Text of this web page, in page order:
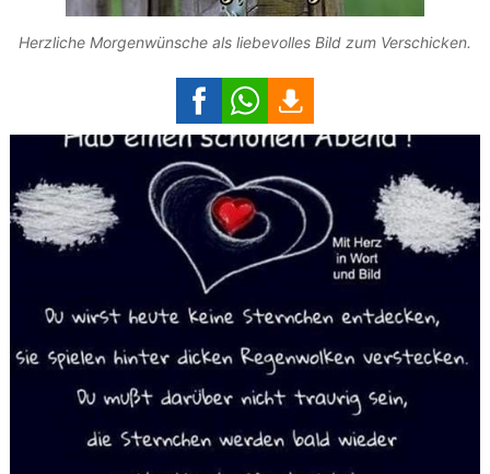
Herzliche Morgenwünsche als liebevolles Bild zum Verschicken.